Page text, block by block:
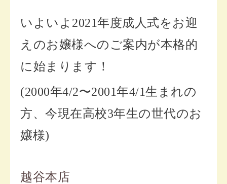
いよいよ2021年度成人式をお迎
えのお嬢様へのご案内が本格的
に始まります！
(2000年4/2〜2001年4/1生まれの
方、今現在高校3年生の世代のお
嬢様)
越谷本店